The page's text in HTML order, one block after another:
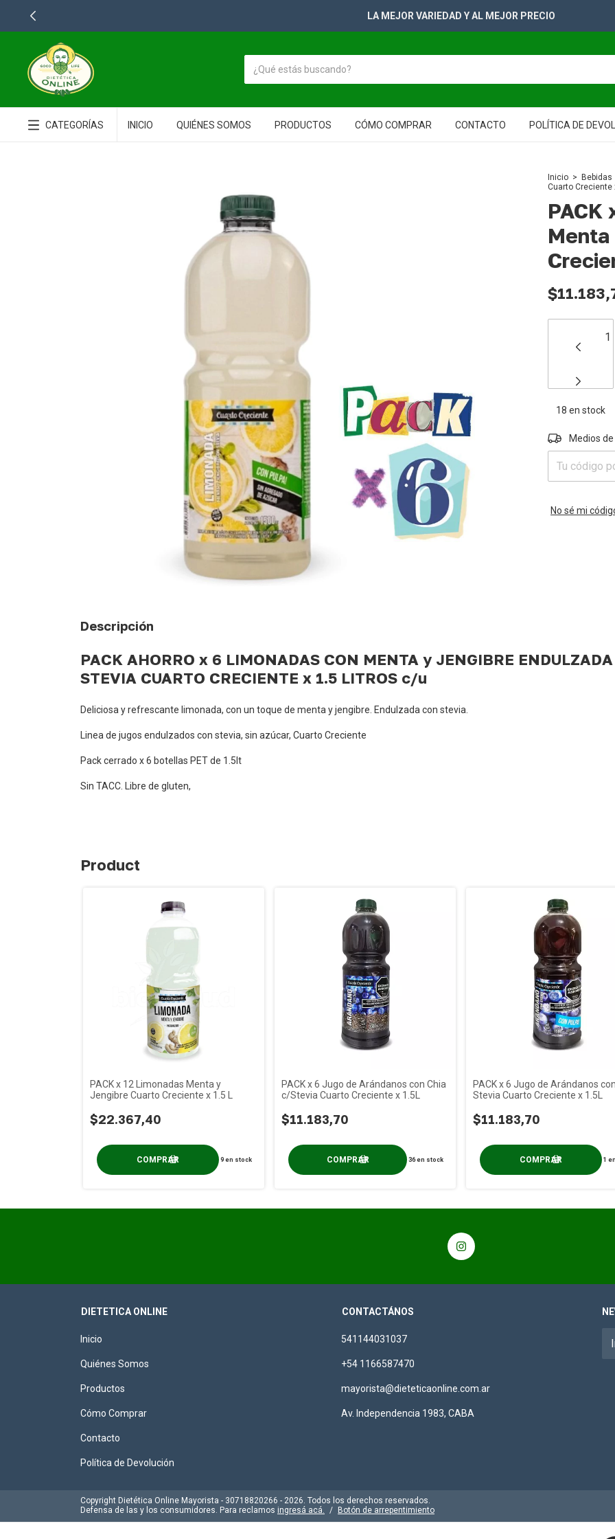
LA MEJOR VARIEDAD Y AL MEJOR PRECIO
CATEGORÍAS INICIO QUIÉNES SOMOS PRODUCTOS CÓMO COMPRAR CONTACTO POLÍTICA DE
Inicio >
Bebidas
Cuarto Creciente
PACK
18 en stock
Entregas para
Medios
No sé mi
Descripción
PACK AHORRO x 6 LIMONADAS CON MENTA y JENGIBRE
STEVIA CUARTO CRECIENTE x 1.5 LITROS c/u
Deliciosa y refrescante limonada, con un toque de menta y jengibre. Endulzada con stevia.
Linea de jugos endulzados con stevia, sin azúcar, Cuarto Creciente
Pack cerrado x 6 botellas PET de 1.5lt
Sin TACC. Libre de gluten,
Product
PACK x 12 Limonadas Menta y
Jengibre Cuarto Creciente x 1.5 L
$22.367,40
9en stock
PACK x 6 Jugo de Arándanos con Chia
c/Stevia Cuarto Creciente x 1.5L
$11.183,70
36en stock
PACK x 6 Jugo de Arándanos
Stevia Cuarto Creciente x 1.5L
$11.183,70
1
DIETETICA ONLINE
Inicio
Quiénes Somos
Productos
Cómo Comprar
Contacto
Política de Devolución
CONTACTÁNOS
541144031037
+54 1166587470
mayorista@dieteticaonline.com.ar
Av. Independencia 1983, CABA
Copyright Dietética Online Mayorista - 30718820266 - 2026. Todos los derechos reservados.
Defensa de las y los consumidores. Para reclamos ingresá acá. / Botón de arrepentimiento